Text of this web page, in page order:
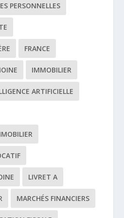
PERSONNELLES
FRANCE
IMMOBILIER
ARTIFICIELLE
LIVRET A
MARCHÉS FINANCIERS